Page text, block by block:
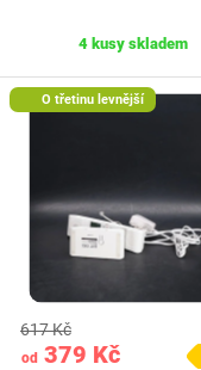
4 kusy skladem
O třetinu levnější
od 379 Kč
617 Kč